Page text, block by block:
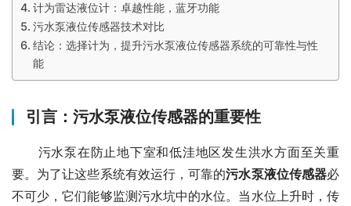
计为雷达液位计：卓越性能，蓝牙功能
污水泵液位传感器技术对比
结论：选择计为，提升污水泵液位传感器系统的可靠性与性
能
引言：污水泵液位传感器的重要性
污水泵在防止地下室和低洼地区发生洪水方面至关重
要。为了让这些系统有效运行，可靠的污水泵液位传感器必
不可少，它们能够监测污水坑中的水位。当水位上升时，传